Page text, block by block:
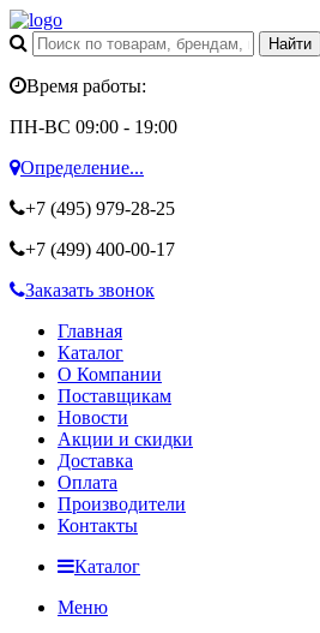
Время работы:
ПН-ВС 09:00 - 19:00
Определение...
+7 (495) 979-28-25
+7 (499) 400-00-17
Заказать звонок
Главная
Каталог
О Компании
Поставщикам
Новости
Акции и скидки
Доставка
Оплата
Производители
Контакты
Каталог
Меню